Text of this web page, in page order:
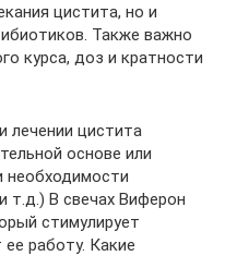
цистита, но и
Также важно
курса, доз и кратности
лечении цистита
основе или
необходимости
т.д.) В свечах Виферон
стимулирует
работу. Какие